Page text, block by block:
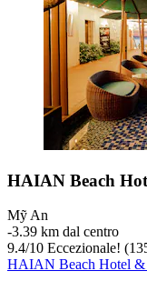
HAIAN Beach
Mỹ An
‐3.39 km dal centro
9.4/10 Eccezionale!
HAIAN Beach Hotel &